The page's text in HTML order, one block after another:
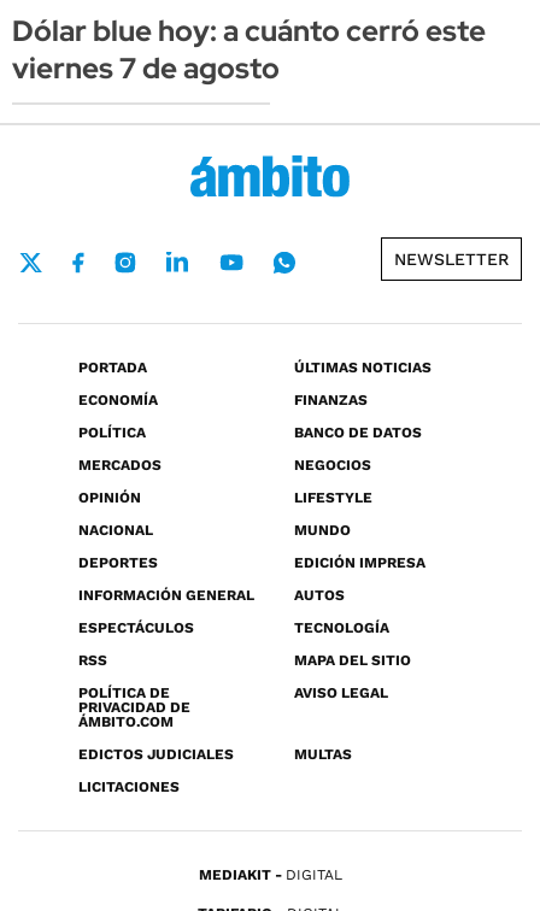
Dólar blue hoy: a cuánto cerró este
viernes 7 de agosto
NEWSLETTER
PORTADA
ÚLTIMAS NOTICIAS
ECONOMÍA
FINANZAS
POLÍTICA
BANCO DE DATOS
MERCADOS
NEGOCIOS
OPINIÓN
LIFESTYLE
NACIONAL
MUNDO
DEPORTES
EDICIÓN IMPRESA
INFORMACIÓN GENERAL
AUTOS
ESPECTÁCULOS
TECNOLOGÍA
RSS
MAPA DEL SITIO
POLÍTICA DE
PRIVACIDAD DE
ÁMBITO.COM
AVISO LEGAL
EDICTOS JUDICIALES
MULTAS
LICITACIONES
MEDIAKIT DIGITAL